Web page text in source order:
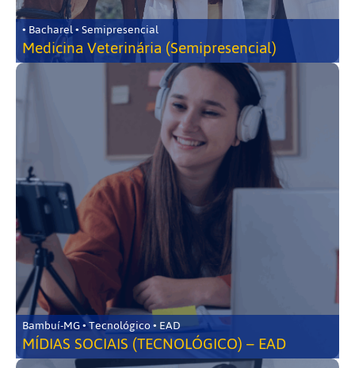
• Bacharel • Semipresencial
Medicina Veterinária (Semipresencial)
Bambuí-MG • Tecnológico • EAD
MÍDIAS SOCIAIS (TECNOLÓGICO) – EAD